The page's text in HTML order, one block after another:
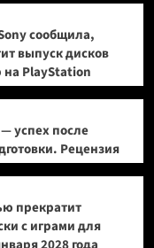
сообщила,
выпуск дисков
на PlayStation
успех после
Рецензия
прекратит
с играми для